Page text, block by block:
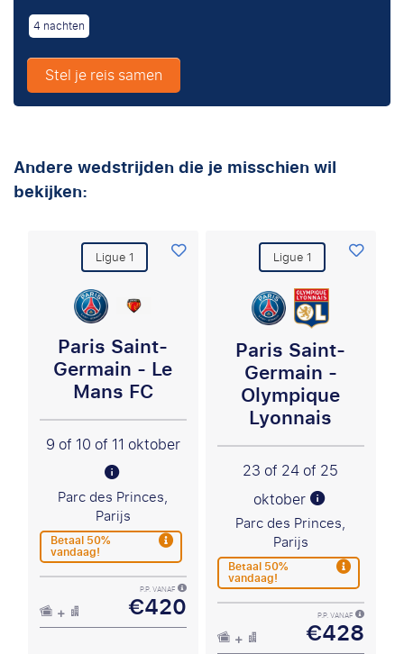
4 nachten
Stel je reis samen
Andere wedstrijden die je misschien wil
bekijken:
Ligue 1
Paris Saint-
Germain - Le
Mans FC
9 of 10 of 11 oktober
Parc des Princes,
Parijs
Betaal 50%
vandaag!
P.P. VANAF
€420
Ligue 1
Paris Saint-
Germain -
Olympique
Lyonnais
23 of 24 of 25
oktober
Parc des Princes,
Parijs
Betaal 50%
vandaag!
P.P. VANAF
€428